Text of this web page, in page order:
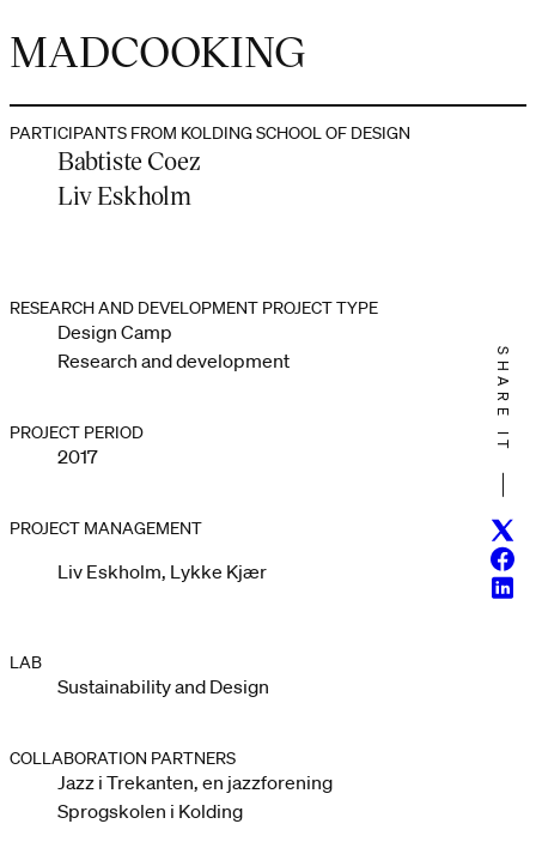
MADCOOKING
PARTICIPANTS FROM KOLDING SCHOOL OF DESIGN
Babtiste Coez
Liv Eskholm
RESEARCH AND DEVELOPMENT PROJECT TYPE
Design Camp
Research and development
PROJECT PERIOD
2017
PROJECT MANAGEMENT
Liv Eskholm, Lykke Kjær
LAB
Sustainability and Design
COLLABORATION PARTNERS
Jazz i Trekanten, en jazzforening
Sprogskolen i Kolding
SHARE IT